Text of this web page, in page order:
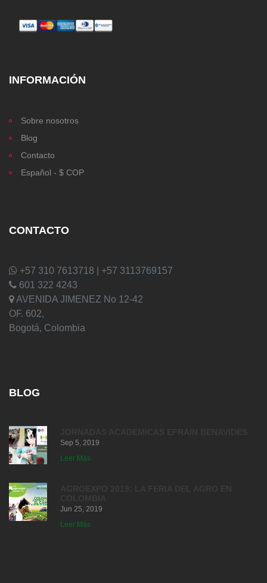
INFORMACIÓN
Sobre nosotros
Blog
Contacto
Español - $ COP
CONTACTO
+57 310 7613718 | +57 3113769157
601 322 4243
AVENIDA JIMENEZ No 12-42
OF. 602,
Bogotá, Colombia
BLOG
Sep 5, 2019
Leer Más
Jun 25, 2019
Leer Más